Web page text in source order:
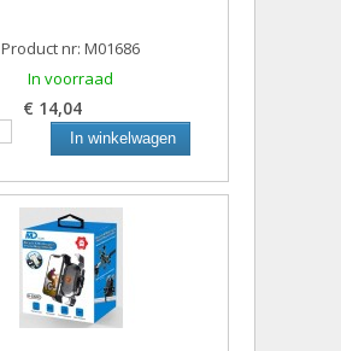
Product nr: M01686
In voorraad
€ 14,04
In winkelwagen